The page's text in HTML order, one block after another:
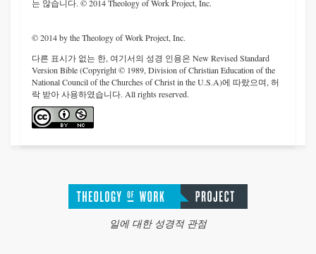
는 않습니다. © 2014 Theology of Work Project, Inc.
© 2014 by the Theology of Work Project, Inc.
다른 표시가 없는 한, 여기서의 성경 인용은 New Revised Standard
Version Bible (Copyright © 1989, Division of Christian Education of the
National Council of the Churches of Christ in the U.S.A)에 따랐으며, 허
락 받아 사용하였습니다. All rights reserved.
일에 대한 성경적 관점